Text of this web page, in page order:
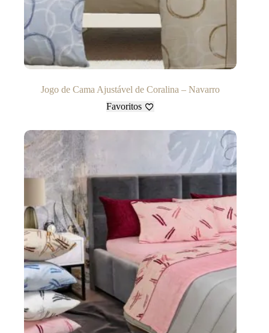
Jogo de Cama Ajustável de Coralina – Navarro
Favoritos